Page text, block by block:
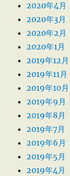
2020年4月
2020年3月
2020年2月
2020年1月
2019年12月
2019年11月
2019年10月
2019年9月
2019年8月
2019年7月
2019年6月
2019年5月
2019年4月